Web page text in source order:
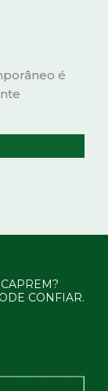
é
CONFIAR.